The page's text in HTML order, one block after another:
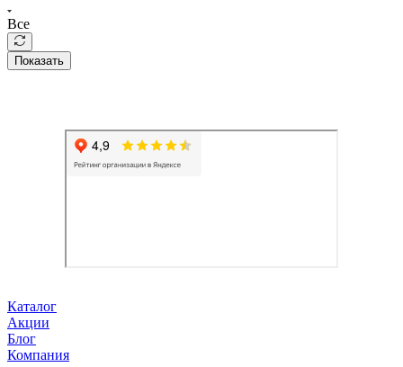
Все
Показать
Каталог
Акции
Блог
Компания